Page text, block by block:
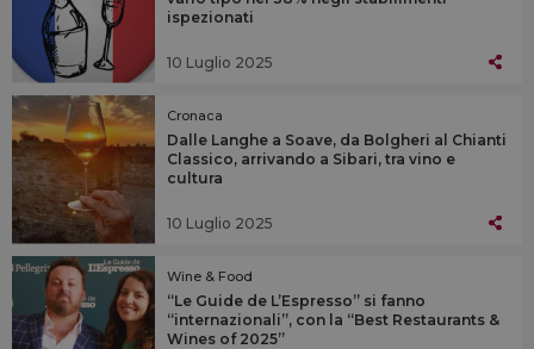
ispezionati
10 Luglio 2025
Cronaca
Dalle Langhe a Soave, da Bolgheri al Chianti
Classico, arrivando a Sibari, tra vino e
cultura
10 Luglio 2025
Wine & Food
“Le Guide de L’Espresso” si fanno
“internazionali”, con la “Best Restaurants &
Wines of 2025”